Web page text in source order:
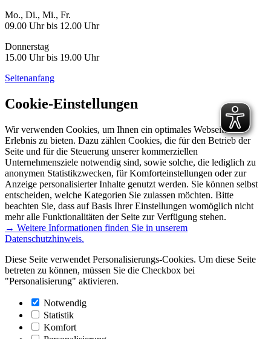
Mo., Di., Mi., Fr.
09.00 Uhr bis 12.00 Uhr
Donnerstag
15.00 Uhr bis 19.00 Uhr
Seitenanfang
Cookie-Einstellungen
Wir verwenden Cookies, um Ihnen ein optimales Webseiten-
Erlebnis zu bieten. Dazu zählen Cookies, die für den Betrieb der
Seite und für die Steuerung unserer kommerziellen
Unternehmensziele notwendig sind, sowie solche, die lediglich zu
anonymen Statistikzwecken, für Komforteinstellungen oder zur
Anzeige personalisierter Inhalte genutzt werden. Sie können selbst
entscheiden, welche Kategorien Sie zulassen möchten. Bitte
beachten Sie, dass auf Basis Ihrer Einstellungen womöglich nicht
mehr alle Funktionalitäten der Seite zur Verfügung stehen.
→ Weitere Informationen finden Sie in unserem
Datenschutzhinweis.
Diese Seite verwendet Personalisierungs-Cookies. Um diese Seite
betreten zu können, müssen Sie die Checkbox bei
"Personalisierung" aktivieren.
Notwendig
Statistik
Komfort